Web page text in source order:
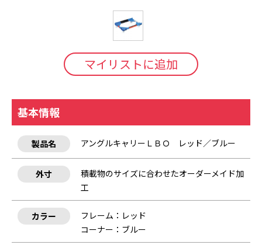
マイリストに追加
基本情報
製品名 アングルキャリーＬＢＯ レッド／ブルー
外寸
積載物のサイズに合わせたオーダーメイド加
工
カラー
フレーム：レッド
コーナー：ブルー